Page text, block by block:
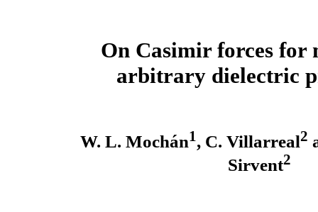
On Casimir forces for
arbitrary dielectric
W. L. Mochán1, C. Villarreal2
Sirvent2